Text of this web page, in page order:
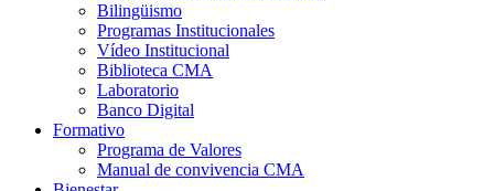
Bilingüismo
Programas Institucionales
Vídeo Institucional
Biblioteca CMA
Laboratorio
Banco Digital
Formativo
Programa de Valores
Manual de convivencia CMA